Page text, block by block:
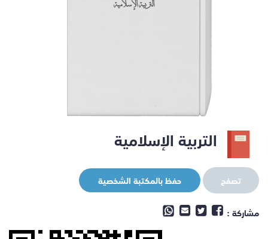
التربية الإسلامية
التربية الإسلامية
تصفح حفظ بالمكتبة الشخصية
مشاركة :